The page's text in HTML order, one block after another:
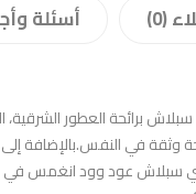
(0) أسئلة
برائحة العطور الشرقية،
في النفس.بالإضافة